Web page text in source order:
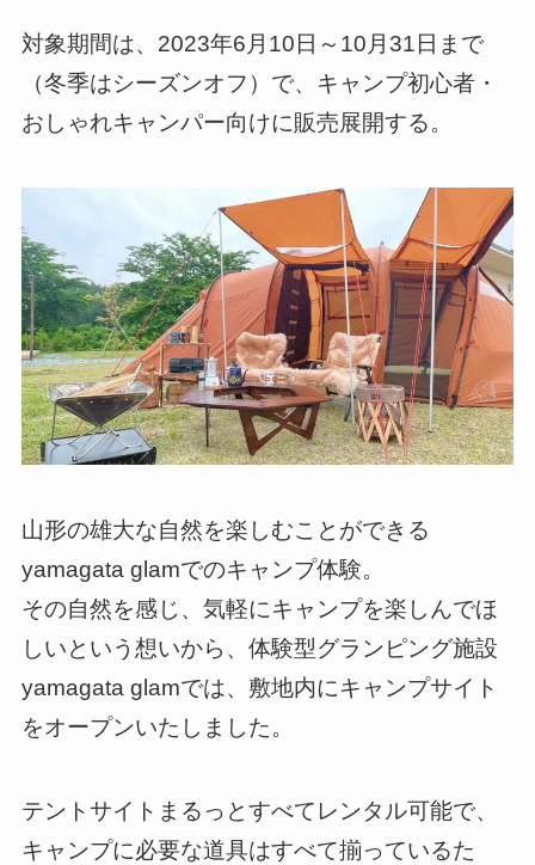
対象期間は、2023年6月10日～10月31日まで
（冬季はシーズンオフ）で、キャンプ初心者・
おしゃれキャンパー向けに販売展開する。
山形の雄大な自然を楽しむことができる
yamagata glamでのキャンプ体験。
その自然を感じ、気軽にキャンプを楽しんでほ
しいという想いから、体験型グランピング施設
yamagata glamでは、敷地内にキャンプサイト
をオープンいたしました。
テントサイトまるっとすべてレンタル可能で、
キャンプに必要な道具はすべて揃っているた